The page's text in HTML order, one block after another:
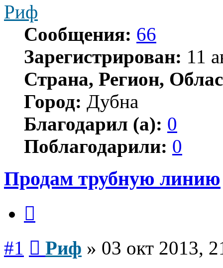
Риф
Сообщения: 66
Зарегистрирован: 11
Страна, Регион,
Город: Дубна
Благодарил (а): 0
Поблагодарили: 0
Продам трубную линию
#1 Риф » 03 окт 2013,